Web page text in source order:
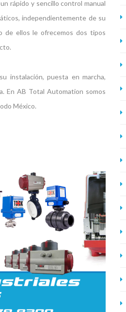
rápido y sencillo control manual
independientemente de su
de ellos le ofrecemos dos tipos
instalación, puesta en marcha,
En AB Total Automation somos
México.